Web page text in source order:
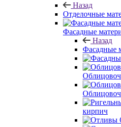
Назад
Отделочные
Фасадные
Назад
Фасадные
кирпич